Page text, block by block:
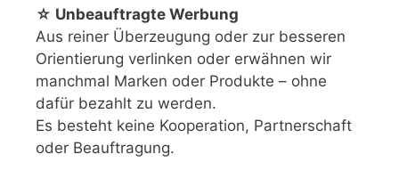
☆ Unbeauftragte Werbung
Aus reiner Überzeugung oder zur besseren
Orientierung verlinken oder erwähnen wir
manchmal Marken oder Produkte – ohne
dafür bezahlt zu werden.
Es besteht keine Kooperation, Partnerschaft
oder Beauftragung.